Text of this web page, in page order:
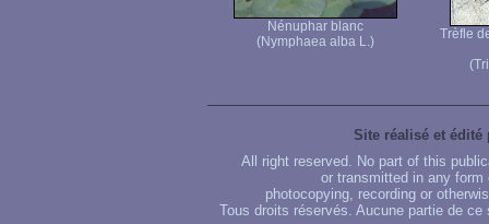
Nénuphar blanc
(Nymphaea alba L.)
Trèfle
Site réalisé et édité
All right reserved. No part of this
or transmitted in any
photocopying, recording or
Tous droits réservés. Aucune partie de